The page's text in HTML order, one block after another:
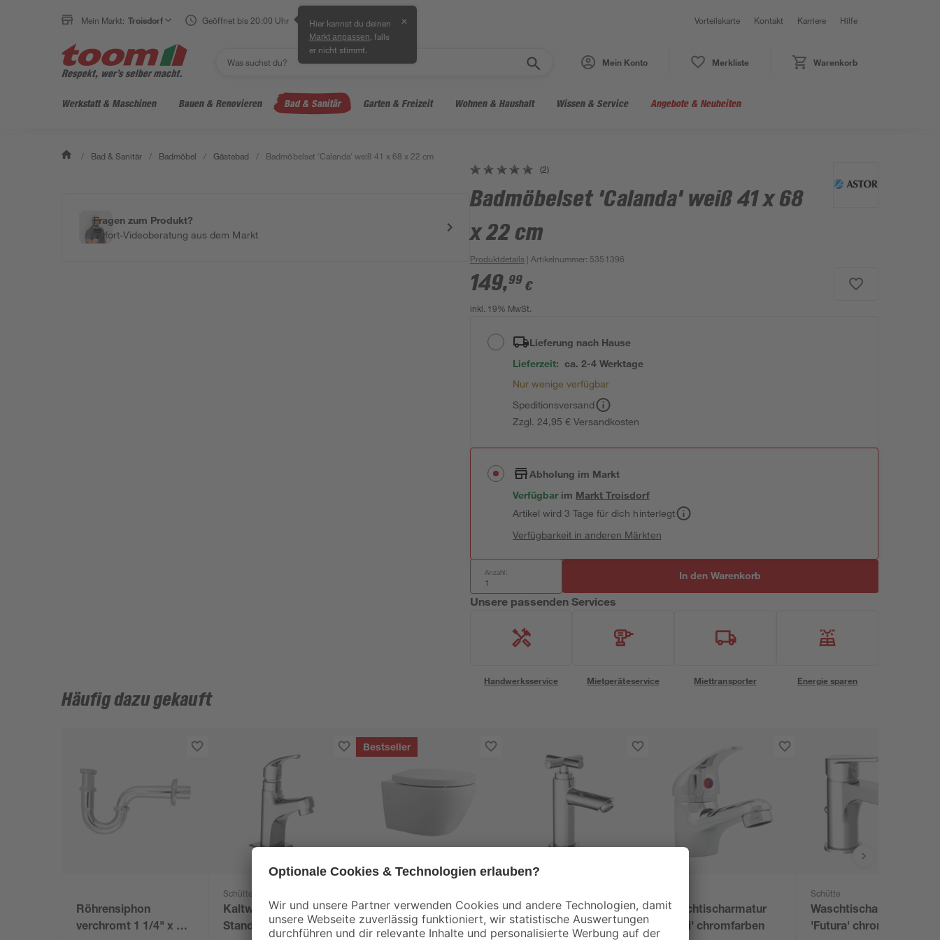
Mein Markt: Troisdorf Geöffnet bis 20:00 Uhr Hier kannst du deinen
Markt anpassen , falls
er nicht stimmt.
✕ Vorteilskarte Kontakt Karriere Hilfe
Mein Konto Merkliste Warenkorb
Werkstatt & Maschinen Bauen & Renovieren Bad & Sanitär Garten & Freizeit Wohnen & Haushalt Wissen & Service Angebote & Neuheiten
/ Bad & Sanitär / Badmöbel / Gästebad / Badmöbelset 'Calanda' weiß 41 x 68 x 22 cm
Fragen zum Produkt?
Sofort-Videoberatung aus dem Markt
(2)
Badmöbelset 'Calanda' weiß 41 x 68
x 22 cm
Produktdetails | Artikelnummer: 5351396
149,99 €
inkl. 19% MwSt.
Lieferung nach Hause
Lieferzeit: ca. 2-4 Werktage
Nur wenige verfügbar
Speditionsversand
Zzgl. 24,95 € Versandkosten
Abholung im Markt
Verfügbar im MarktTroisdorf
Artikel wird 3 Tage für dich hinterlegt
Verfügbarkeit in anderen Märkten
Anzahl: In den Warenkorb
Unsere passenden Services
Handwerksservice Mietgeräteservice Miettransporter Energie sparen
Häufig dazu gekauft
Röhrensiphon
verchromt 1 1/4" x 32
Schütte
Kaltwasser-
Standventil 'Vico'
Bestseller
Wand-WC
spülrandlos 'Rio'
Kaltwasserventil
'Matao' silbern
Waschtischarmatur
'Carli' chromfarben
Schütte
Waschtischarmatur
'Futura' chromfarben